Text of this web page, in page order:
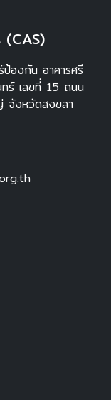
ป้องกัน อาคารศรี
ร์ เลขที่ 15 ถนน
จังหวัดสงขลา